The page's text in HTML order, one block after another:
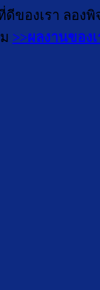
ของเรา ลอง
>>ผลงานของเ